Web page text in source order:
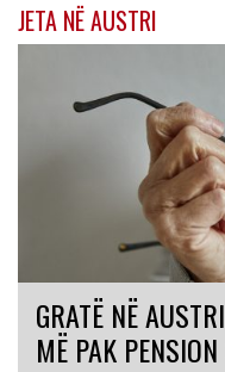
JETA NË AUSTRI
GRATË NË
MË PAK